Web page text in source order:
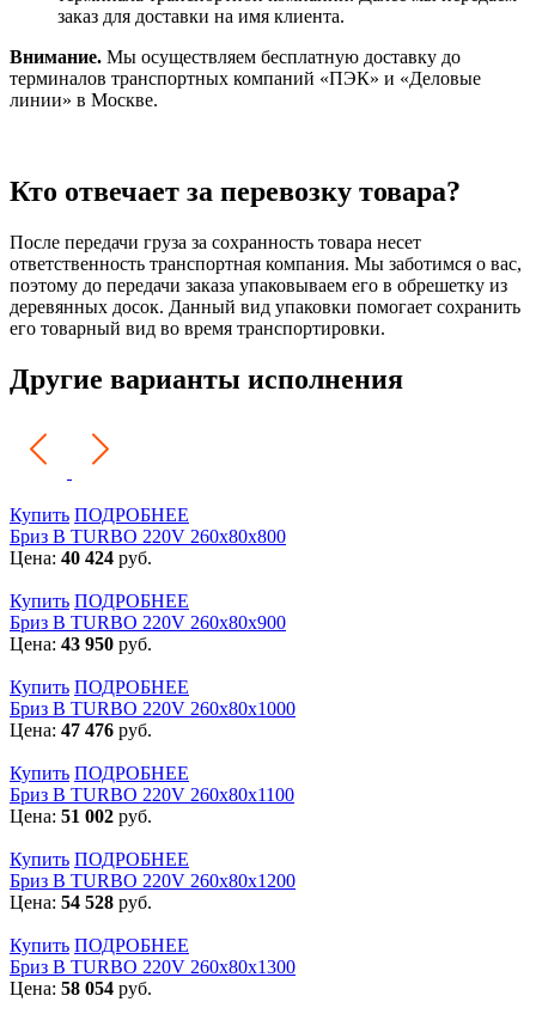
заказ для доставки на имя клиента.
Внимание. Мы осуществляем бесплатную доставку до
терминалов транспортных компаний «ПЭК» и «Деловые
линии» в Москве.
Кто отвечает за перевозку товара?
После передачи груза за сохранность товара несет
ответственность транспортная компания. Мы заботимся о вас,
поэтому до передачи заказа упаковываем его в обрешетку из
деревянных досок. Данный вид упаковки помогает сохранить
его товарный вид во время транспортировки.
Другие варианты исполнения
Купить ПОДРОБНЕЕ
Бриз В TURBO 220V 260х80х800
Цена: 40 424 руб.
Купить ПОДРОБНЕЕ
Бриз В TURBO 220V 260х80х900
Цена: 43 950 руб.
Купить ПОДРОБНЕЕ
Бриз В TURBO 220V 260х80х1000
Цена: 47 476 руб.
Купить ПОДРОБНЕЕ
Бриз В TURBO 220V 260х80х1100
Цена: 51 002 руб.
Купить ПОДРОБНЕЕ
Бриз В TURBO 220V 260х80х1200
Цена: 54 528 руб.
Купить ПОДРОБНЕЕ
Бриз В TURBO 220V 260х80х1300
Цена: 58 054 руб.